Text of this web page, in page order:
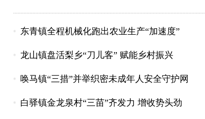
东青镇全程机械化跑出农业生产“加速度”
龙山镇盘活梨乡“刀儿客” 赋能乡村振兴
唤马镇“三措”并举织密未成年人安全守护网
白驿镇金龙泉村“三苗”齐发力 增收势头劲